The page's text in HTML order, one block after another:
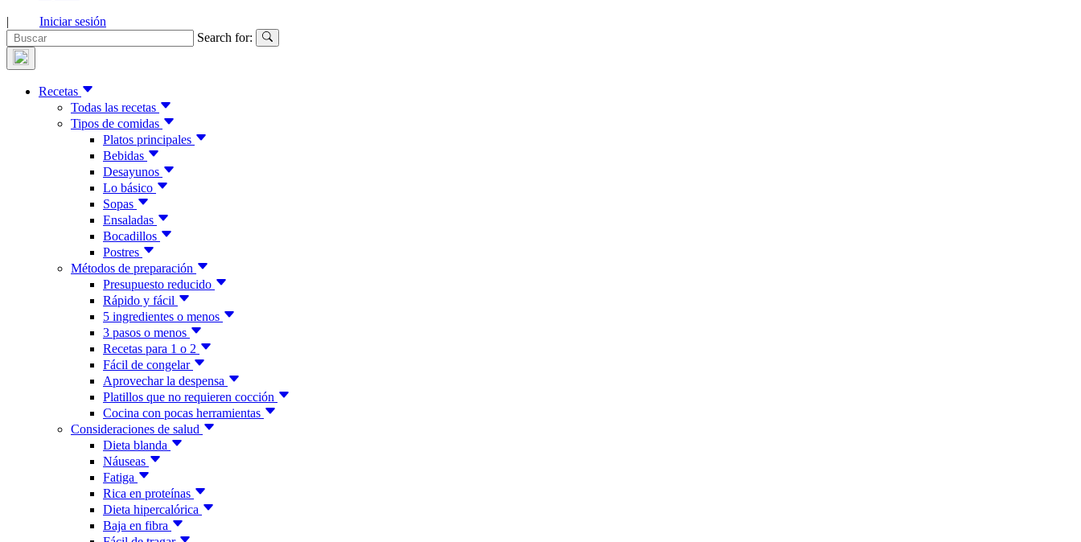
|
Iniciar sesión
Search for:
Recetas
Todas las recetas
Tipos de comidas
Platos principales
Bebidas
Desayunos
Lo básico
Sopas
Ensaladas
Bocadillos
Postres
Métodos de preparación
Presupuesto reducido
Rápido y fácil
5 ingredientes o menos
3 pasos o menos
Recetas para 1 o 2
Fácil de congelar
Aprovechar la despensa
Platillos que no requieren cocción
Cocina con pocas herramientas
Consideraciones de salud
Dieta blanda
Náuseas
Fatiga
Rica en proteínas
Dieta hipercalórica
Baja en fibra